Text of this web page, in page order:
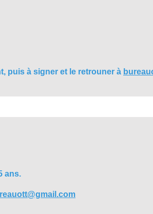
puis à signer et le retrouner à
ans.